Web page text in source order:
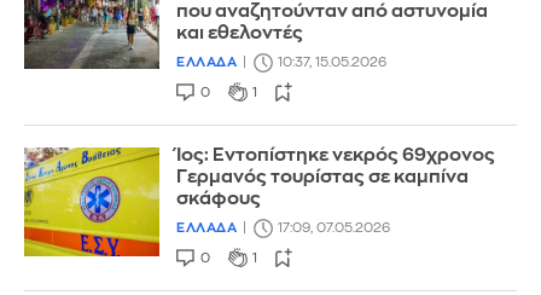
που αναζητούνταν από αστυνομία
και εθελοντές
ΕΛΛΑΔΑ 10:37, 15.05.2026
0 1
Ίος: Εντοπίστηκε νεκρός 69χρονος
Γερμανός τουρίστας σε καμπίνα
σκάφους
ΕΛΛΑΔΑ 17:09, 07.05.2026
0 1